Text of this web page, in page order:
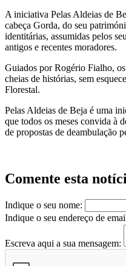
A iniciativa Pelas Aldeias de
cabeça Gorda, do seu
identitárias, assumidas pelos
antigos e recentes moradores.
Guiados por Rogério Fialho,
cheias de histórias, sem
Florestal.
Pelas Aldeias de Beja é uma
que todos os meses convida à
de propostas de deambulação
Comente esta
Indique o seu nome:
Indique o seu endereço de
Escreva aqui a sua mensagem: